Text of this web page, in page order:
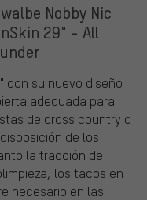
Nobby Nic
29" - All
con su nuevo diseño
adecuada para
de cross country o
de los
la tracción de
los tacos en
necesario en las